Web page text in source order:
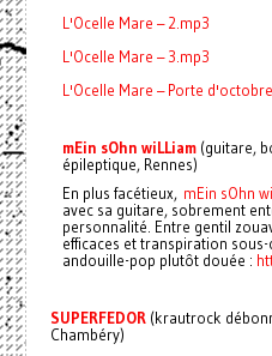
L'Ocelle Mare – 2.mp3
L'Ocelle Mare – 3.mp3
L'Ocelle Mare – Porte
mEin sOhn wiLLiam(guitare,
épileptique, Rennes)
En plus facétieux, mEin sOhn
avec sa guitare, sobrement
personnalité. Entre gentil
efficaces et transpiration
andouille-pop plutôt douée :
SUPERFEDOR(krautrock
Chambéry)